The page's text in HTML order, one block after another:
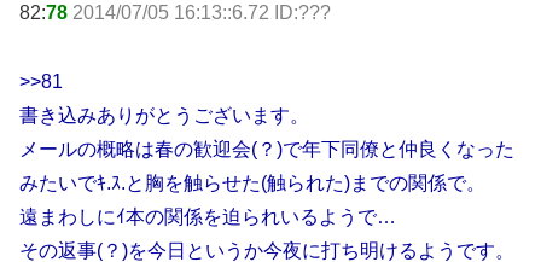
82:78 2014/07/05 16:13::6.72 ID:???
>>81
書き込みありがとうございます。
メールの概略は春の歓迎会(？)で年下同僚と仲良くなった
みたいでｷ.ｽ.と胸を触らせた(触られた)までの関係で。
遠まわしにｲ本の関係を迫られいるようで…
その返事(？)を今日というか今夜に打ち明けるようです。